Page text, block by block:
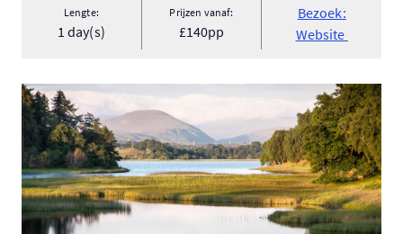
Lengte:
1 day(s)
Prijzen vanaf:
£140pp
Bezoek:
Website
Bezoek:Speyside Whisky Trail 3 day tour from Edinburgh